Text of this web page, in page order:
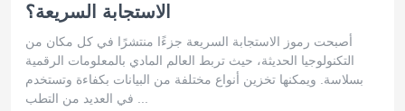
الاستجابة السريعة؟
أصبحت رموز الاستجابة السريعة جزءًا منتشرًا في كل مكان من
التكنولوجيا الحديثة، حيث تربط العالم المادي بالمعلومات الرقمية
بسلاسة. ويمكنها تخزين أنواع مختلفة من البيانات بكفاءة وتستخدم